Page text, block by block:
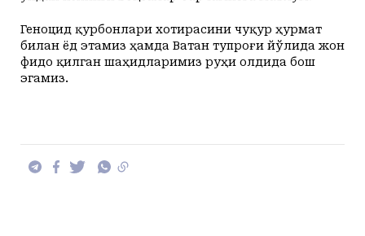
Геноцид қурбонлари хотирасини чуқур ҳурмат
билан ёд этамиз ҳамда Ватан тупроғи йўлида жон
фидо қилган шаҳидларимиз руҳи олдида бош
эгамиз.